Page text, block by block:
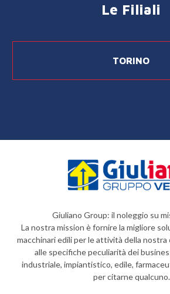
Le Filiali
TORINO
Giuliano Group: il noleggio su
La nostra mission è fornire la migliore
macchinari edili per le attività della
alle specifiche peculiarità dei
industriale, impiantistico, edile,
per citarne qualcuno.